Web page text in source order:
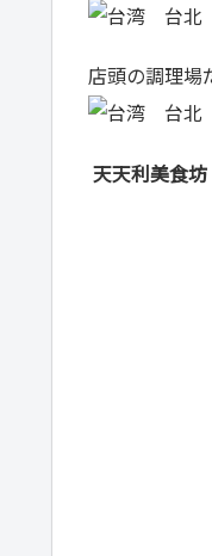
店頭の調理場
天天利美食